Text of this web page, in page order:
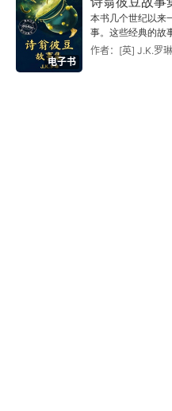
电子书
本书几个世纪以来
事。这些经典的故
时至今日，小巫师
作者：[英] J.K.罗琳